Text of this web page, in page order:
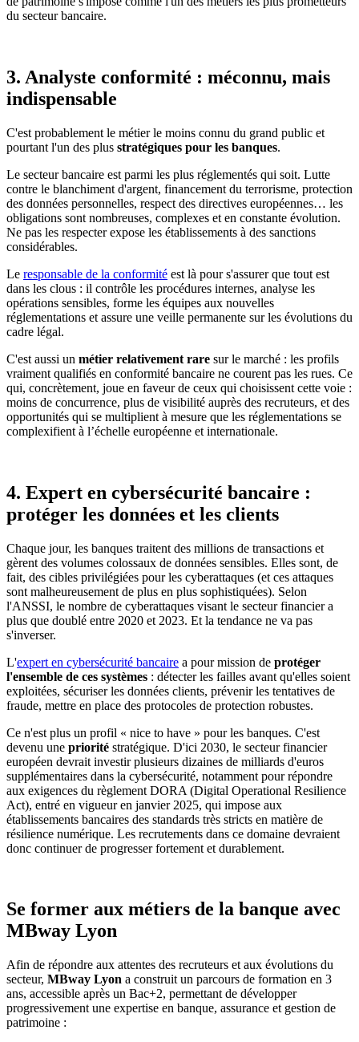
du secteur bancaire.
3. Analyste conformité : méconnu, mais
indispensable
C'est probablement le métier le moins connu du grand public et
pourtant l'un des plus stratégiques pour les banques.
Le secteur bancaire est parmi les plus réglementés qui soit. Lutte
contre le blanchiment d'argent, financement du terrorisme, protection
des données personnelles, respect des directives européennes… les
obligations sont nombreuses, complexes et en constante évolution.
Ne pas les respecter expose les établissements à des sanctions
considérables.
Le responsable de la conformité est là pour s'assurer que tout est
dans les clous : il contrôle les procédures internes, analyse les
opérations sensibles, forme les équipes aux nouvelles
réglementations et assure une veille permanente sur les évolutions du
cadre légal.
C'est aussi un métier relativement rare sur le marché : les profils
vraiment qualifiés en conformité bancaire ne courent pas les rues. Ce
qui, concrètement, joue en faveur de ceux qui choisissent cette voie :
moins de concurrence, plus de visibilité auprès des recruteurs, et des
opportunités qui se multiplient à mesure que les réglementations se
complexifient à l’échelle européenne et internationale.
4. Expert en cybersécurité bancaire :
protéger les données et les clients
Chaque jour, les banques traitent des millions de transactions et
gèrent des volumes colossaux de données sensibles. Elles sont, de
fait, des cibles privilégiées pour les cyberattaques (et ces attaques
sont malheureusement de plus en plus sophistiquées). Selon
l'ANSSI, le nombre de cyberattaques visant le secteur financier a
plus que doublé entre 2020 et 2023. Et la tendance ne va pas
s'inverser.
L'expert en cybersécurité bancaire a pour mission de protéger
l'ensemble de ces systèmes : détecter les failles avant qu'elles soient
exploitées, sécuriser les données clients, prévenir les tentatives de
fraude, mettre en place des protocoles de protection robustes.
Ce n'est plus un profil « nice to have » pour les banques. C'est
devenu une priorité stratégique. D'ici 2030, le secteur financier
européen devrait investir plusieurs dizaines de milliards d'euros
supplémentaires dans la cybersécurité, notamment pour répondre
aux exigences du règlement DORA (Digital Operational Resilience
Act), entré en vigueur en janvier 2025, qui impose aux
établissements bancaires des standards très stricts en matière de
résilience numérique. Les recrutements dans ce domaine devraient
donc continuer de progresser fortement et durablement.
Se former aux métiers de la banque avec
MBway Lyon
Afin de répondre aux attentes des recruteurs et aux évolutions du
secteur, MBway Lyon a construit un parcours de formation en 3
ans, accessible après un Bac+2, permettant de développer
progressivement une expertise en banque, assurance et gestion de
patrimoine :